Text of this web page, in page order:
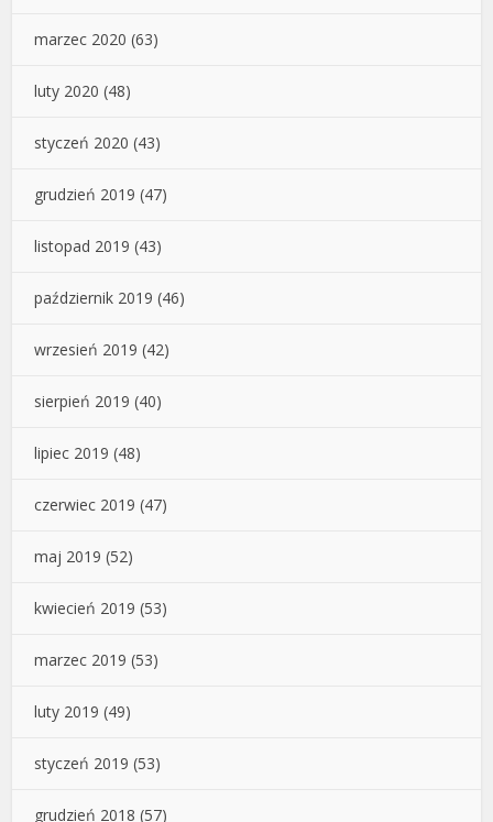
marzec 2020 (63)
luty 2020 (48)
styczeń 2020 (43)
grudzień 2019 (47)
listopad 2019 (43)
październik 2019 (46)
wrzesień 2019 (42)
sierpień 2019 (40)
lipiec 2019 (48)
czerwiec 2019 (47)
maj 2019 (52)
kwiecień 2019 (53)
marzec 2019 (53)
luty 2019 (49)
styczeń 2019 (53)
grudzień 2018 (57)